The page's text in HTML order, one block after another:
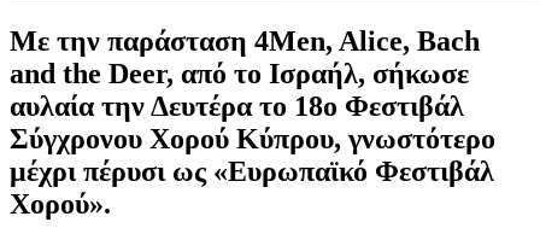
Με την παράσταση 4Men, Alice, Bach
and the Deer, από το Ισραήλ, σήκωσε
αυλαία την Δευτέρα το 18ο Φεστιβάλ
Σύγχρονου Χορού Κύπρου, γνωστότερο
μέχρι πέρυσι ως «Ευρωπαϊκό Φεστιβάλ
Χορού».